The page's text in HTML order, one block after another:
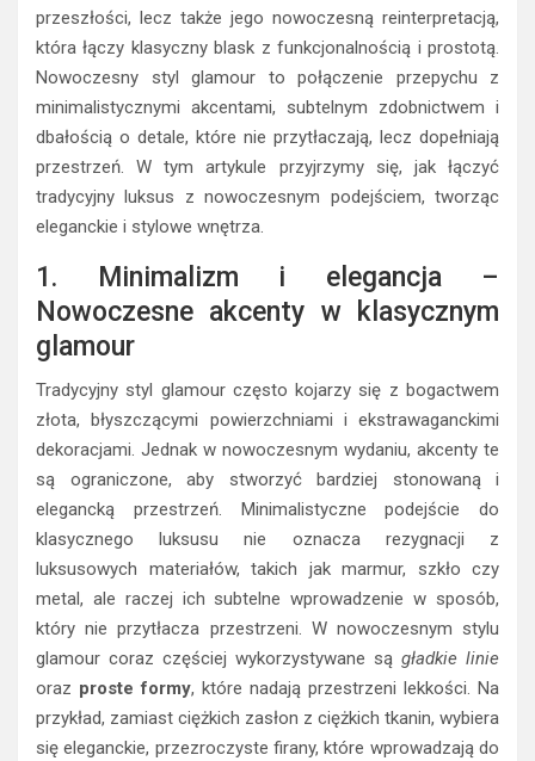
przeszłości, lecz także jego nowoczesną reinterpretacją,
która łączy klasyczny blask z funkcjonalnością i prostotą.
Nowoczesny styl glamour to połączenie przepychu z
minimalistycznymi akcentami, subtelnym zdobnictwem i
dbałością o detale, które nie przytłaczają, lecz dopełniają
przestrzeń. W tym artykule przyjrzymy się, jak łączyć
tradycyjny luksus z nowoczesnym podejściem, tworząc
eleganckie i stylowe wnętrza.
1. Minimalizm i elegancja –
Nowoczesne akcenty w klasycznym
glamour
Tradycyjny styl glamour często kojarzy się z bogactwem
złota, błyszczącymi powierzchniami i ekstrawaganckimi
dekoracjami. Jednak w nowoczesnym wydaniu, akcenty te
są ograniczone, aby stworzyć bardziej stonowaną i
elegancką przestrzeń. Minimalistyczne podejście do
klasycznego luksusu nie oznacza rezygnacji z
luksusowych materiałów, takich jak marmur, szkło czy
metal, ale raczej ich subtelne wprowadzenie w sposób,
który nie przytłacza przestrzeni. W nowoczesnym stylu
glamour coraz częściej wykorzystywane są gładkie linie
oraz proste formy, które nadają przestrzeni lekkości. Na
przykład, zamiast ciężkich zasłon z ciężkich tkanin, wybiera
się eleganckie, przezroczyste firany, które wprowadzają do